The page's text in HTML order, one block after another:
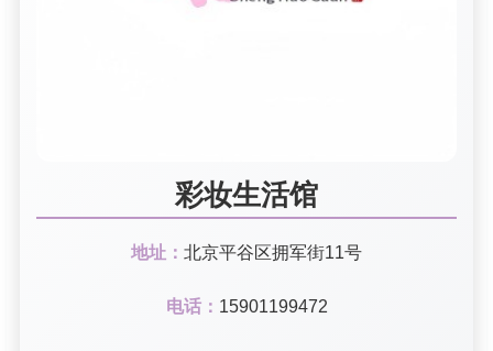
彩妆生活馆
地址： 北京平谷区拥军街11号
电话： 15901199472